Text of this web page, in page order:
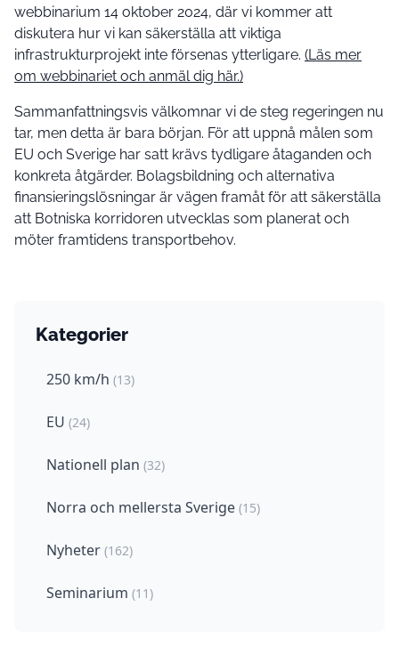
webbinarium 14 oktober 2024, där vi kommer att
diskutera hur vi kan säkerställa att viktiga
infrastrukturprojekt inte försenas ytterligare. (Läs mer
om webbinariet och anmäl dig här.)
Sammanfattningsvis välkomnar vi de steg regeringen nu
tar, men detta är bara början. För att uppnå målen som
EU och Sverige har satt krävs tydligare åtaganden och
konkreta åtgärder. Bolagsbildning och alternativa
finansieringslösningar är vägen framåt för att säkerställa
att Botniska korridoren utvecklas som planerat och
möter framtidens transportbehov.
Kategorier
250 km/h (13)
EU (24)
Nationell plan (32)
Norra och mellersta Sverige (15)
Nyheter (162)
Seminarium (11)